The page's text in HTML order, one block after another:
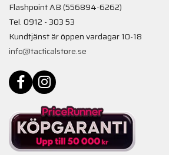
Flashpoint AB (556894-6262)
Tel. 0912 - 303 53
Kundtjänst är öppen vardagar 10-18
info@tacticalstore.se